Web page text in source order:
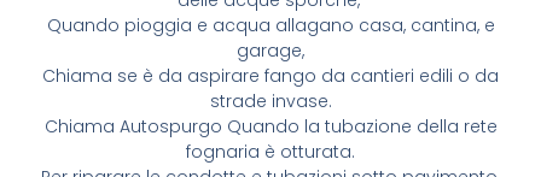
Quando pioggia e acqua allagano casa, cantina, e
garage,
Chiama se è da aspirare fango da cantieri edili o da
strade invase.
Chiama Autospurgo Quando la tubazione della rete
fognaria è otturata.